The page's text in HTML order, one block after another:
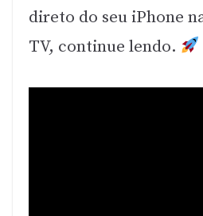
direto do seu iPhone
TV, continue lendo.